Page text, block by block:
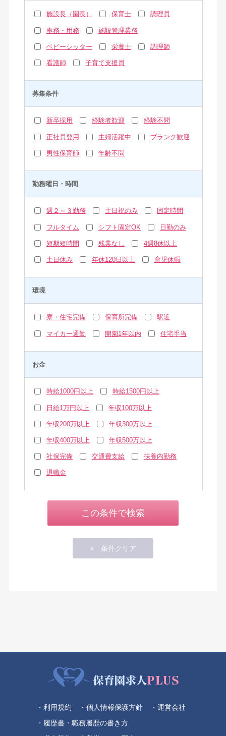
施設長（園長） 保育士 調理員
事務・用務 施設管理業務
ベビーシッター 栄養士 調理師
看護師 子育て支援員
募集条件
新卒採用 経験者歓迎 経験不問
正社員登用 主婦活躍中 ブランク歓迎
男性保育師 年齢不問
勤務曜日・時間
週２～３勤務 土日祝のみ 固定時間
フルタイム シフト固定OK 日勤のみ
短期短時間 残業なし 4週8休以上
土日休み 年休120日以上 育児休暇
環境
寮・住宅完備 保育所完備 駅近
マイカー通勤 開園1年以内 住宅手当
お金
時給1000円以上 時給1500円以上
日給1万円以上 年収100万以上
年収200万以上 年収300万以上
年収400万以上 年収500万以上
社保完備 交通費支給 扶養内勤務
退職金
・利用規約 ・個人情報保護方針
・運営会社
・履歴書・職務履歴の書き方